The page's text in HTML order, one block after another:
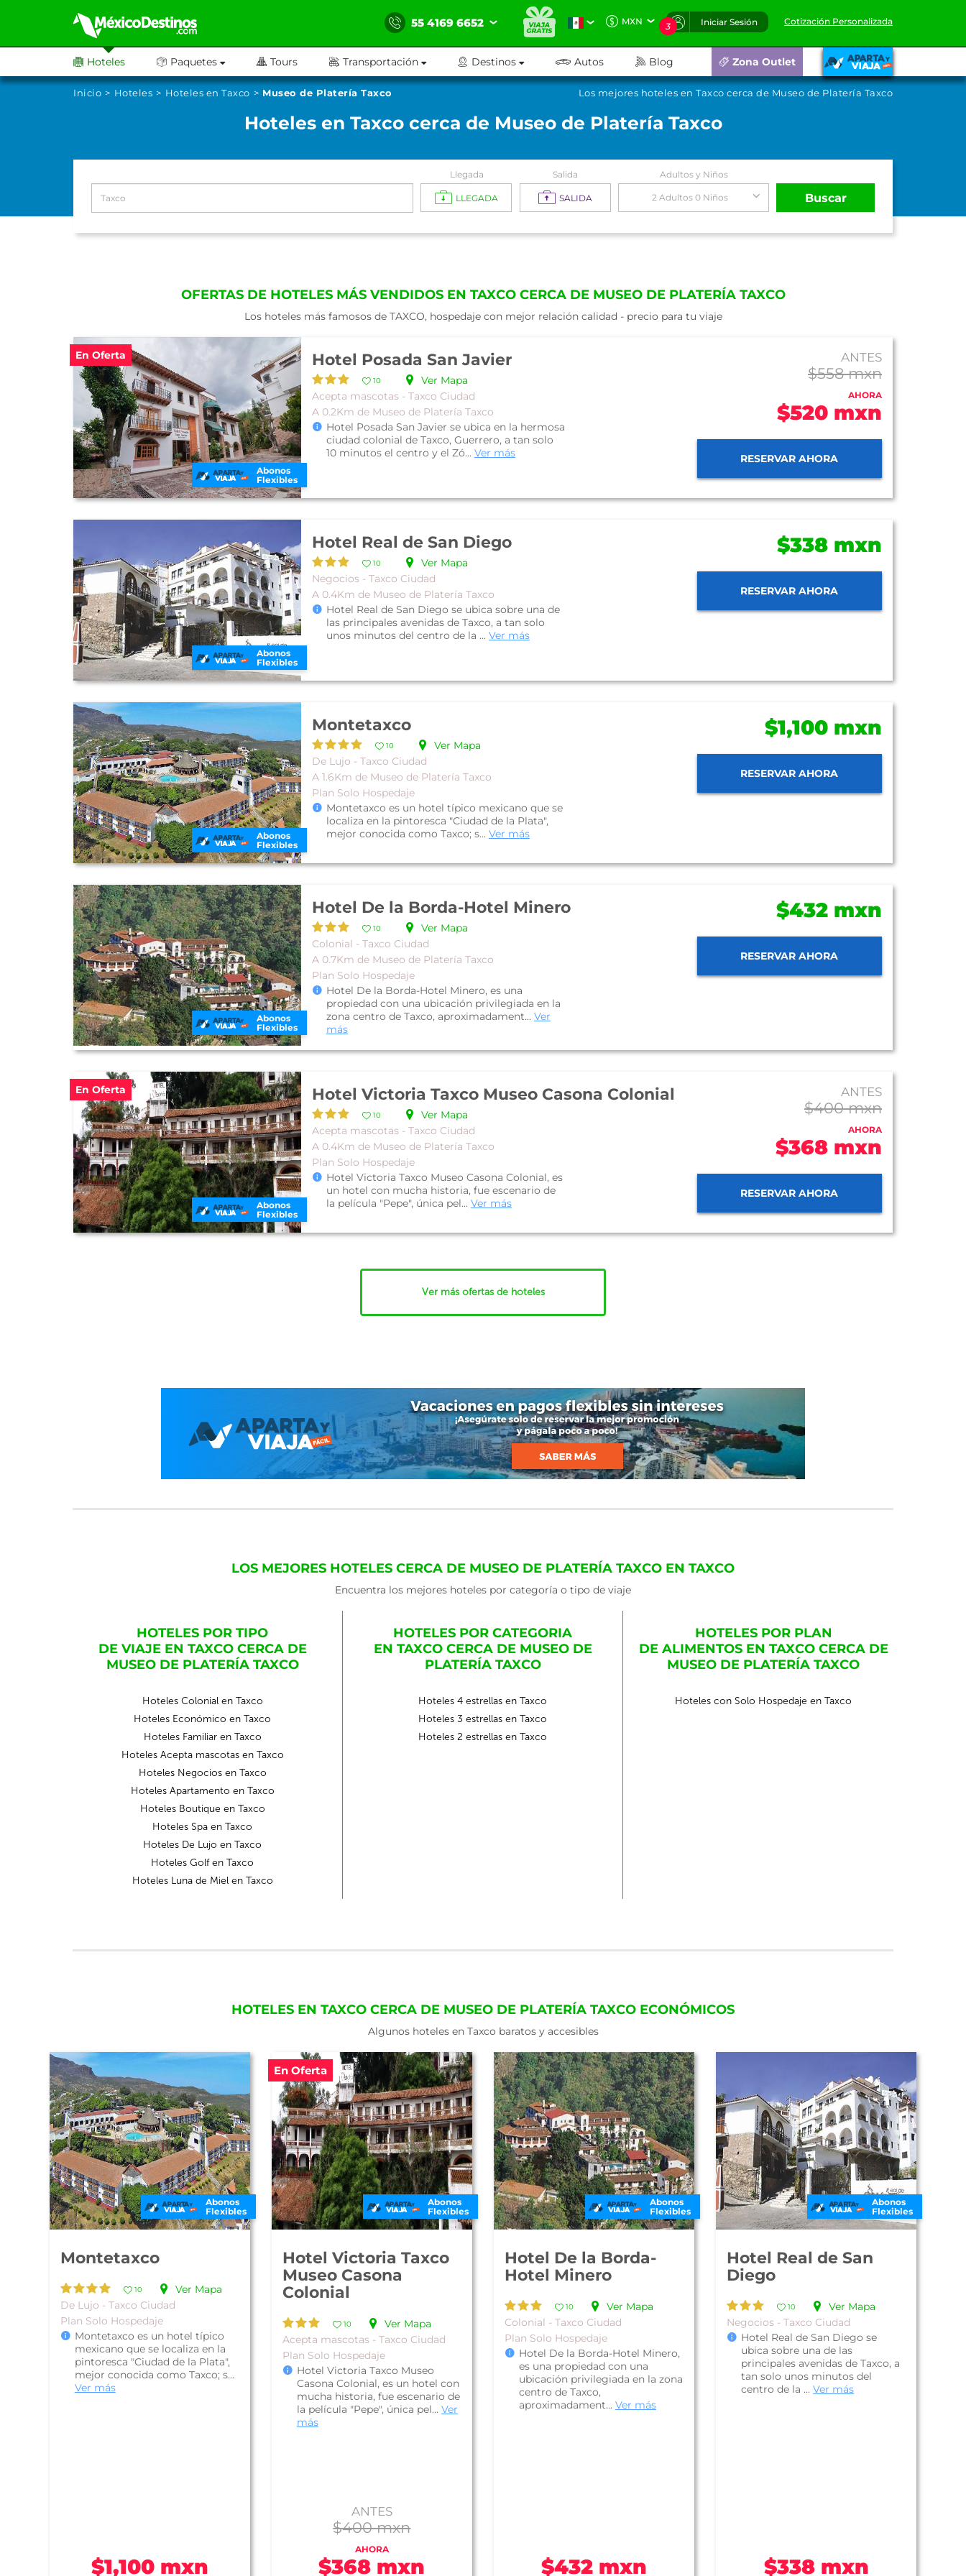
55 4169 6652 MXN 3 Iniciar Sesión Cotización Personalizada
Hoteles Paquetes Tours Transportación Destinos Autos Blog Zona Outlet
Inicio Hoteles Hoteles en Taxco Museo de Platería Taxco Los mejores hoteles en Taxco cerca de Museo de Platería Taxco
Hoteles en Taxco cerca de Museo de Platería Taxco
Llegada
LLEGADA
Salida
SALIDA
Adultos y Niños
2 Adultos 0 Niños Buscar
OFERTAS DE HOTELES MÁS VENDIDOS EN TAXCO CERCA DE MUSEO DE PLATERÍA TAXCO
Los hoteles más famosos de TAXCO, hospedaje con mejor relación calidad - precio para tu viaje
En Oferta
Abonos
Flexibles
Hotel Posada San Javier
10
Ver Mapa
Acepta mascotas - Taxco Ciudad
A 0.2Km de Museo de Platería Taxco
Hotel Posada San Javier se ubica en la hermosa
ciudad colonial de Taxco, Guerrero, a tan solo
10 minutos el centro y el Zó... Ver más
ANTES
$558 mxn
AHORA
$520 mxn
RESERVAR AHORA
Abonos
Flexibles
Hotel Real de San Diego
10
Ver Mapa
Negocios - Taxco Ciudad
A 0.4Km de Museo de Platería Taxco
Hotel Real de San Diego se ubica sobre una de
las principales avenidas de Taxco, a tan solo
unos minutos del centro de la ... Ver más
$338 mxn
RESERVAR AHORA
Abonos
Flexibles
Montetaxco
10
Ver Mapa
De Lujo - Taxco Ciudad
A 1.6Km de Museo de Platería Taxco
Plan Solo Hospedaje
Montetaxco es un hotel típico mexicano que se
localiza en la pintoresca "Ciudad de la Plata",
mejor conocida como Taxco; s... Ver más
$1,100 mxn
RESERVAR AHORA
Abonos
Flexibles
Hotel De la Borda-Hotel Minero
10
Ver Mapa
Colonial - Taxco Ciudad
A 0.7Km de Museo de Platería Taxco
Plan Solo Hospedaje
Hotel De la Borda-Hotel Minero, es una
propiedad con una ubicación privilegiada en la
zona centro de Taxco, aproximadament... Ver
más
$432 mxn
RESERVAR AHORA
En Oferta
Abonos
Flexibles
Hotel Victoria Taxco Museo Casona Colonial
10
Ver Mapa
Acepta mascotas - Taxco Ciudad
A 0.4Km de Museo de Platería Taxco
Plan Solo Hospedaje
Hotel Victoria Taxco Museo Casona Colonial, es
un hotel con mucha historia, fue escenario de
la película "Pepe", única pel... Ver más
ANTES
$400 mxn
AHORA
$368 mxn
RESERVAR AHORA
Ver más ofertas de hoteles
LOS MEJORES HOTELES CERCA DE MUSEO DE PLATERÍA TAXCO EN TAXCO
Encuentra los mejores hoteles por categoría o tipo de viaje
HOTELES POR TIPO
DE VIAJE EN TAXCO CERCA DE
MUSEO DE PLATERÍA TAXCO
Hoteles Colonial en Taxco
Hoteles Económico en Taxco
Hoteles Familiar en Taxco
Hoteles Acepta mascotas en Taxco
Hoteles Negocios en Taxco
Hoteles Apartamento en Taxco
Hoteles Boutique en Taxco
Hoteles Spa en Taxco
Hoteles De Lujo en Taxco
Hoteles Golf en Taxco
Hoteles Luna de Miel en Taxco
HOTELES POR CATEGORIA
EN TAXCO CERCA DE MUSEO DE
PLATERÍA TAXCO
Hoteles 4 estrellas en Taxco
Hoteles 3 estrellas en Taxco
Hoteles 2 estrellas en Taxco
HOTELES POR PLAN
DE ALIMENTOS EN TAXCO CERCA DE
MUSEO DE PLATERÍA TAXCO
Hoteles con Solo Hospedaje en Taxco
HOTELES EN TAXCO CERCA DE MUSEO DE PLATERÍA TAXCO ECONÓMICOS
Algunos hoteles en Taxco baratos y accesibles
Abonos
Flexibles
Montetaxco
10
Ver Mapa
De Lujo - Taxco Ciudad
Plan Solo Hospedaje
Montetaxco es un hotel típico
mexicano que se localiza en la
pintoresca "Ciudad de la Plata",
mejor conocida como Taxco; s...
Ver más
$1,100 mxn
En Oferta
Abonos
Flexibles
Hotel Victoria Taxco
Museo Casona
Colonial
10
Ver Mapa
Acepta mascotas - Taxco Ciudad
Plan Solo Hospedaje
Hotel Victoria Taxco Museo
Casona Colonial, es un hotel con
mucha historia, fue escenario de
la película "Pepe", única pel... Ver
más
ANTES
$400 mxn
AHORA
$368 mxn
Abonos
Flexibles
Hotel De la Borda-
Hotel Minero
10
Ver Mapa
Colonial - Taxco Ciudad
Plan Solo Hospedaje
Hotel De la Borda-Hotel Minero,
es una propiedad con una
ubicación privilegiada en la zona
centro de Taxco,
aproximadament... Ver más
$432 mxn
Abonos
Flexibles
Hotel Real de San
Diego
10
Ver Mapa
Negocios - Taxco Ciudad
Hotel Real de San Diego se
ubica sobre una de las
principales avenidas de Taxco, a
tan solo unos minutos del
centro de la ...Ver más
$338 mxn